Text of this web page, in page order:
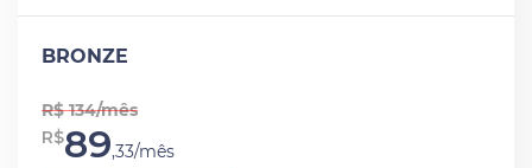
BRONZE
R$ 134/mês
R$89,33/mês